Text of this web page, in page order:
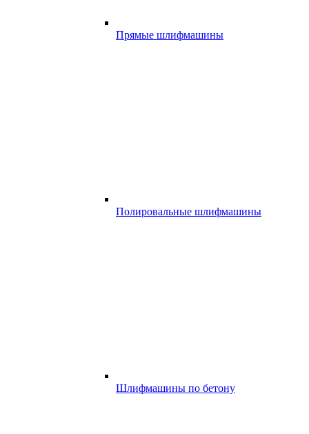
Прямые шлифмашины
Полировальные шлифмашины
Шлифмашины по бетону